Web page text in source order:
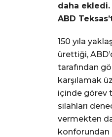
daha ekledi.
ABD
150 yıla
ürettiği,
tarafından
karşılamak
içinde görev
silahları
vermekten
konforundan